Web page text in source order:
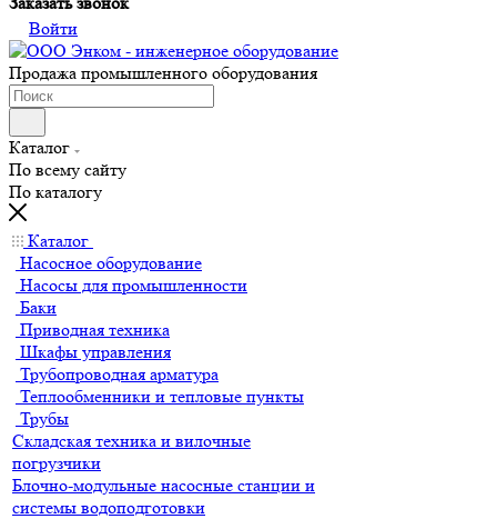
Войти
Продажа промышленного оборудования
Каталог
По всему сайту
По каталогу
Каталог
Насосное оборудование
Насосы для промышленности
Баки
Приводная техника
Шкафы управления
Трубопроводная арматура
Теплообменники и тепловые пункты
Трубы
Складская техника и вилочные
погрузчики
Блочно-модульные насосные станции и
системы водоподготовки